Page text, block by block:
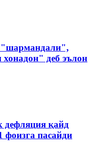
"шармандали",
деб эълон
дефляция қайд
фоизга пасайди